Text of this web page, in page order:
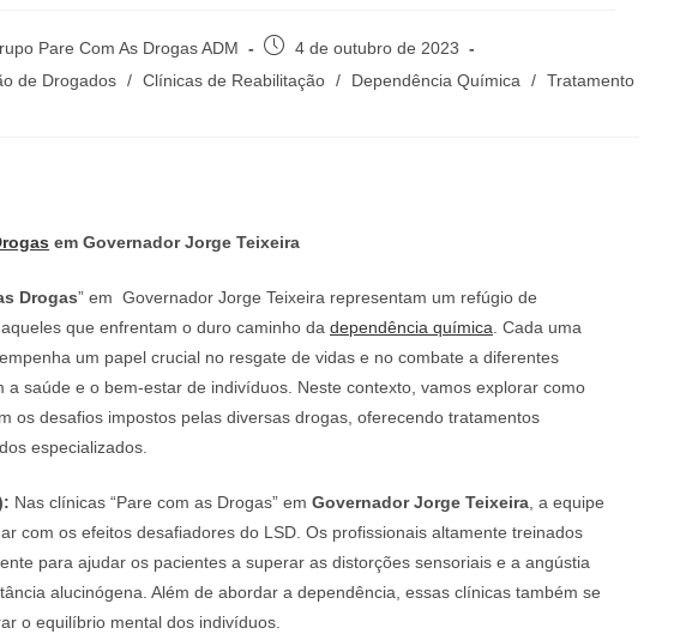
Pare Com As Drogas ADM
Post
publicado:
4 de outubro de 2023
de Drogados / Clínicas de Reabilitação / Dependência Química / Tratamento
em Governador Jorge Teixeira
Drogas” em Governador Jorge Teixeira representam um refúgio de
que enfrentam o duro caminho da dependência química. Cada uma
um papel crucial no resgate de vidas e no combate a diferentes
a saúde e o bem-estar de indivíduos. Neste contexto, vamos explorar como
os desafios impostos pelas diversas drogas, oferecendo tratamentos
especializados.
Nas clínicas “Pare com as Drogas” em Governador Jorge Teixeira, a equipe
com os efeitos desafiadores do LSD. Os profissionais altamente treinados
para ajudar os pacientes a superar as distorções sensoriais e a angústia
alucinógena. Além de abordar a dependência, essas clínicas também se
o equilíbrio mental dos indivíduos.